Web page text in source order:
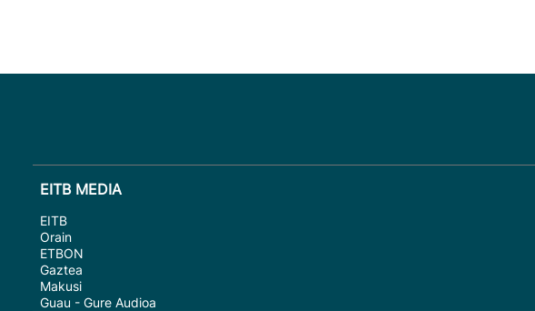
EITB MEDIA
EITB
Orain
ETBON
Gaztea
Makusi
Guau - Gure Audioa